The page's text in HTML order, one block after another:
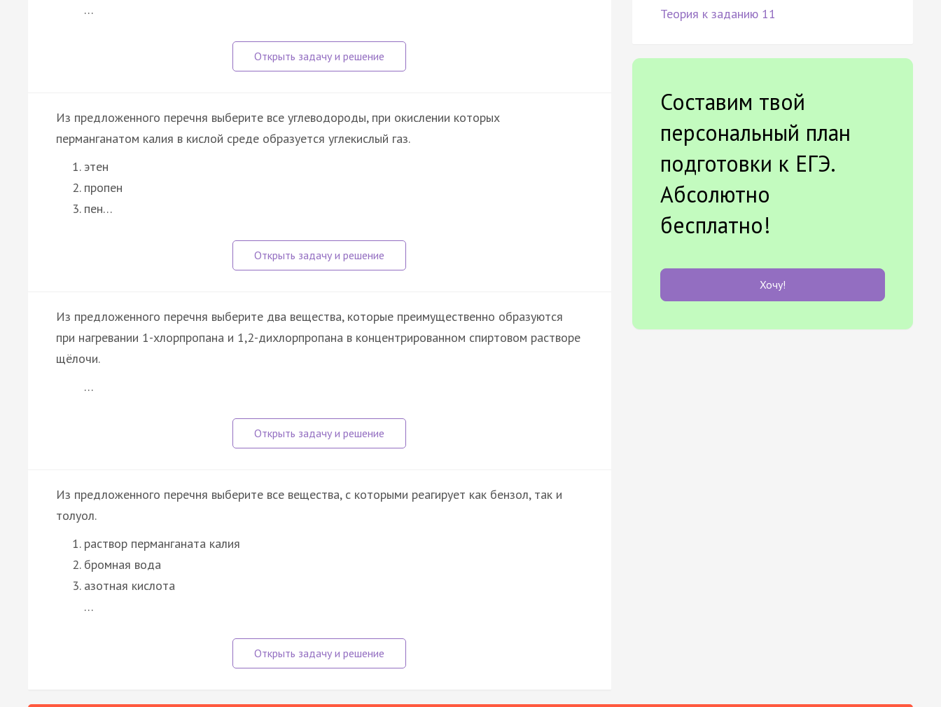
…
Из предложенного перечня выберите все углеводороды, при окислении которых
перманганатом калия в кислой среде образуется углекислый газ.
этен
пропен
пен…
Из предложенного перечня выберите два вещества, которые преимущественно образуются
при нагревании 1-хлорпропана и 1,2-дихлорпропана в концентрированном спиртовом растворе
щёлочи.
…
Из предложенного перечня выберите все вещества, с которыми реагирует как бензол, так и
толуол.
раствор перманганата калия
бромная вода
азотная кислота
…
Теория к заданию 11
Составим твой
персональный план
подготовки к ЕГЭ.
Абсолютно
бесплатно!
Хочу!